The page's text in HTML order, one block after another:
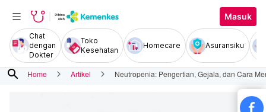
Masuk
Chat
dengan
Dokter
Toko
Kesehatan
Homecare Asuransiku
search Home Artikel Neutropenia: Pengertian, Gejala, dan Cara